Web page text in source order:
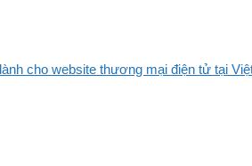
cho website thương mại điện tử tại